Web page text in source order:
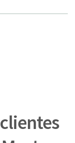
clientes